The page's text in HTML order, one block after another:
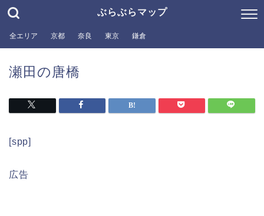
ぶらぶらマップ
全エリア 京都 奈良 東京 鎌倉
瀬田の唐橋
[spp]
広告